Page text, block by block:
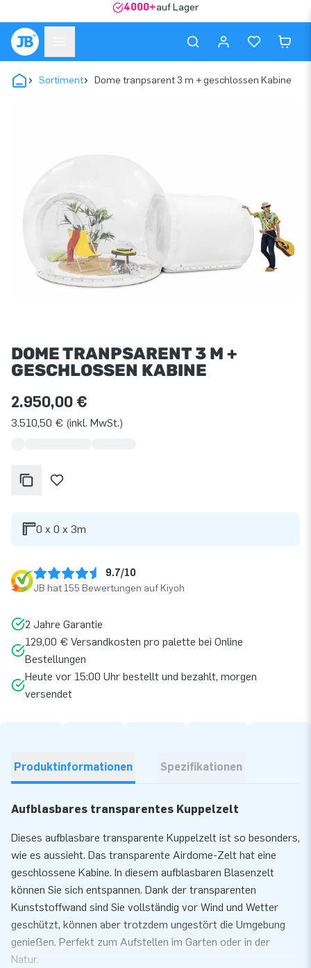
4000+auf Lager
Sortiment Dome tranpsarent 3 m + geschlossen Kabine
DOME TRANPSARENT 3 M +
GESCHLOSSEN KABINE
2.950,00 €
3.510,50 € (inkl. MwSt.)
0 x 0 x 3m
9.7/10
JB hat 155 Bewertungen auf Kiyoh
2 Jahre Garantie
129,00 € Versandkosten pro palette bei Online
Bestellungen
Heute vor 15:00 Uhr bestellt und bezahlt, morgen
versendet
Produktinformationen Spezifikationen
Aufblasbares transparentes Kuppelzelt
Dieses aufblasbare transparente Kuppelzelt ist so besonders,
wie es aussieht. Das transparente Airdome-Zelt hat eine
geschlossene Kabine. In diesem aufblasbaren Blasenzelt
können Sie sich entspannen. Dank der transparenten
Kunststoffwand sind Sie vollständig vor Wind und Wetter
geschützt, können aber trotzdem ungestört die Umgebung
genießen. Perfekt zum Aufstellen im Garten oder in der
Natur.